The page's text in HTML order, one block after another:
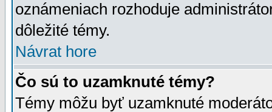
oznámeniach rozhoduje
dôležité témy.
Návrat hore
Čo sú to uzamknuté témy?
Témy môžu byť uzamknuté